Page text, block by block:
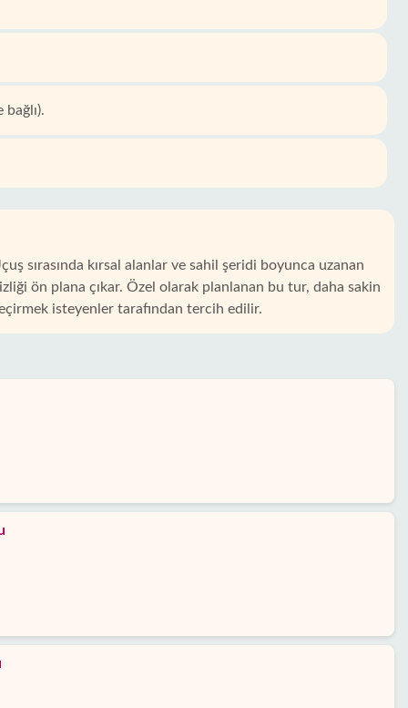
sırasında kırsal alanlar ve sahil şeridi boyunca uzanan
ön plana çıkar. Özel olarak planlanan bu tur, daha sakin
isteyenler tarafından tercih edilir.